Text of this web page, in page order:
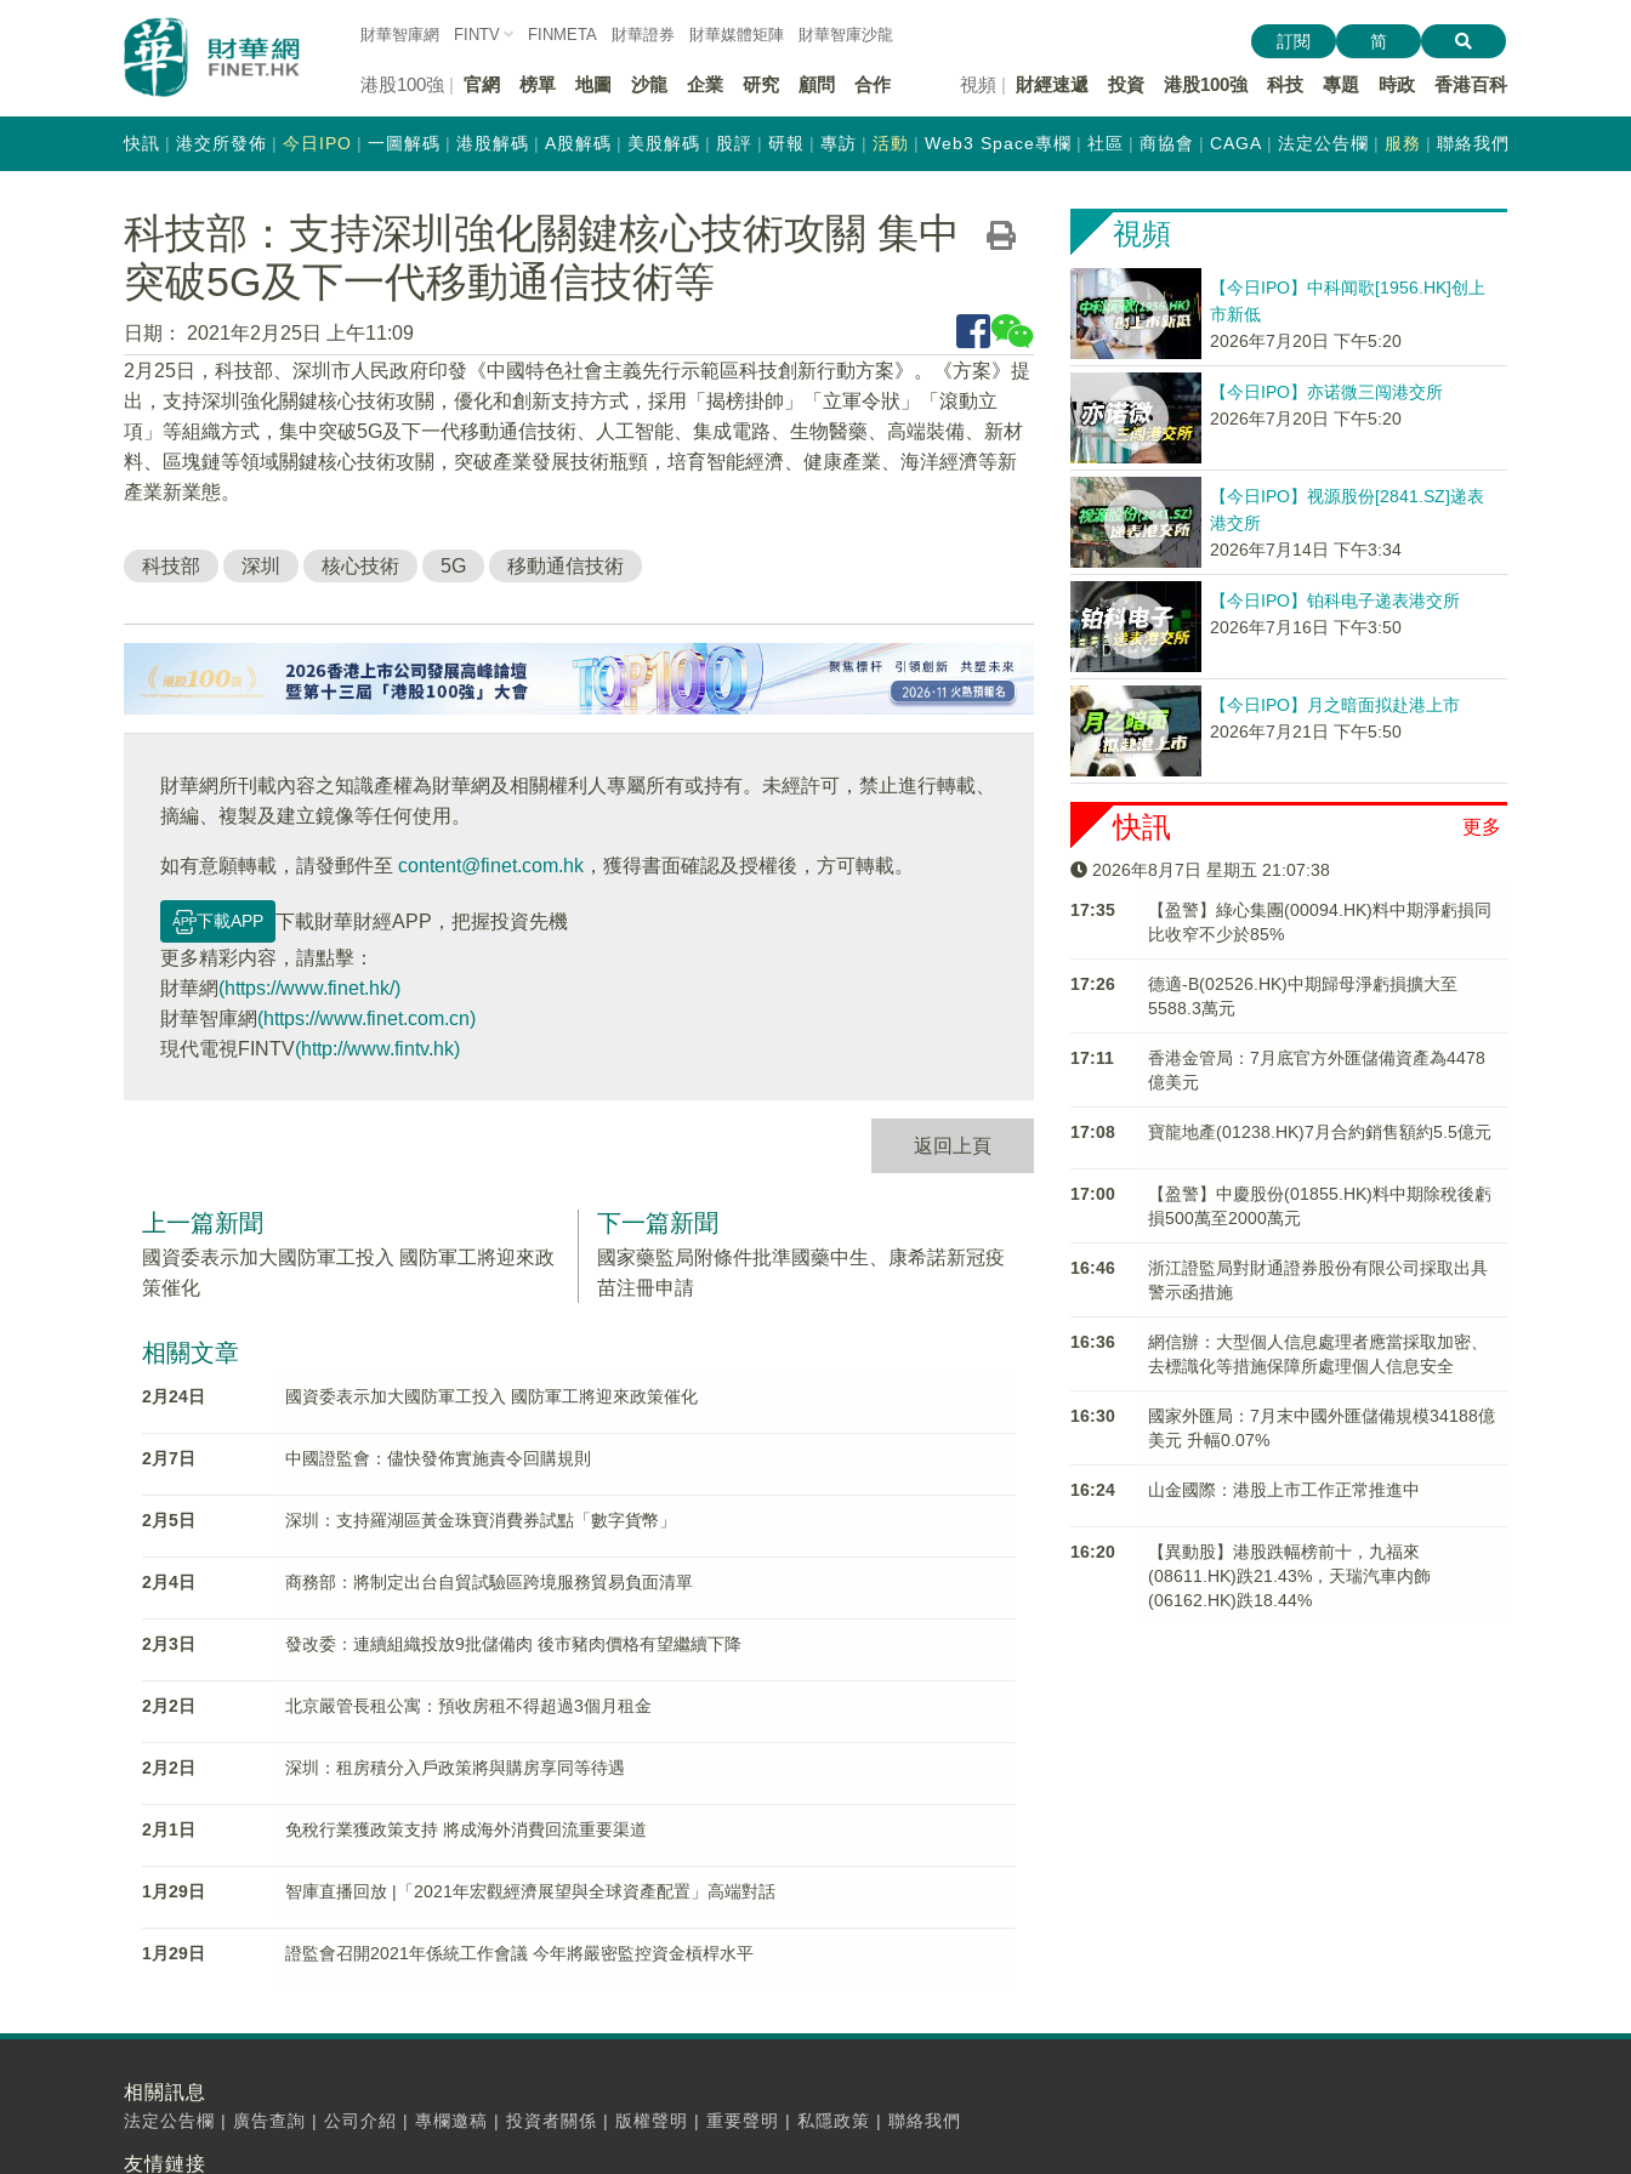
財華智庫網 FINTV FINMETA 財華證券 財華媒體矩陣 財華智庫沙龍
港股100強 官網 榜單 地圖 沙龍 企業 研究 顧問 合作 視頻 財經速遞 投資 港股100強 科技 專題 時政 香港百科
訂閱 简
快訊 港交所發佈 今日IPO 一圖解碼 港股解碼 A股解碼 美股解碼 股評 研報 專訪 活動 Web3 Space專欄 社區 商協會 CAGA 法定公告欄 服務 聯絡我們
科技部：支持深圳強化關鍵核心技術攻關 集中
突破5G及下一代移動通信技術等
日期：
2021年2月25日 上午11:09
2月25日，科技部、深圳市人民政府印發《中國特色社會主義先行示範區科技創新行動方案》。《方案》提
出，支持深圳強化關鍵核心技術攻關，優化和創新支持方式，採用「揭榜掛帥」「立軍令狀」「滾動立
項」等組織方式，集中突破5G及下一代移動通信技術、人工智能、集成電路、生物醫藥、高端裝備、新材
料、區塊鏈等領域關鍵核心技術攻關，突破產業發展技術瓶頸，培育智能經濟、健康產業、海洋經濟等新
產業新業態。
科技部 深圳 核心技術 5G 移動通信技術
財華網所刊載內容之知識產權為財華網及相關權利人專屬所有或持有。未經許可，禁止進行轉載、
摘編、複製及建立鏡像等任何使用。
如有意願轉載，請發郵件至 content@finet.com.hk ，獲得書面確認及授權後，方可轉載。
下載APP
下載財華財經APP，把握投資先機
更多精彩内容，請點擊：
財華網(https://www.finet.hk/)
財華智庫網(https://www.finet.com.cn)
現代電視FINTV(http://www.fintv.hk)
返回上頁
上一篇新聞
國資委表示加大國防軍工投入 國防軍工將迎來政
策催化
下一篇新聞
國家藥監局附條件批準國藥中生、康希諾新冠疫
苗注冊申請
相關文章
2月24日 國資委表示加大國防軍工投入 國防軍工將迎來政策催化
2月7日 中國證監會：儘快發佈實施責令回購規則
2月5日 深圳：支持羅湖區黃金珠寶消費券試點「數字貨幣」
2月4日 商務部：將制定出台自貿試驗區跨境服務貿易負面清單
2月3日 發改委：連續組織投放9批儲備肉 後市豬肉價格有望繼續下降
2月2日 北京嚴管長租公寓：預收房租不得超過3個月租金
2月2日 深圳：租房積分入戶政策將與購房享同等待遇
2月1日 免稅行業獲政策支持 將成海外消費回流重要渠道
1月29日 智庫直播回放 |「2021年宏觀經濟展望與全球資產配置」高端對話
1月29日 證監會召開2021年係統工作會議 今年將嚴密監控資金槓桿水平
視頻
【今日IPO】中科闻歌[1956.HK]创上
市新低
2026年7月20日 下午5:20
【今日IPO】亦诺微三闯港交所
2026年7月20日 下午5:20
【今日IPO】视源股份[2841.SZ]递表
港交所
2026年7月14日 下午3:34
【今日IPO】铂科电子递表港交所
2026年7月16日 下午3:50
【今日IPO】月之暗面拟赴港上市
2026年7月21日 下午5:50
更多
快訊
2026年8月7日 星期五 21:07:39
17:35
【盈警】綠心集團(00094.HK)料中期淨虧損同
比收窄不少於85%
17:26
德適-B(02526.HK)中期歸母淨虧損擴大至
5588.3萬元
17:11
香港金管局：7月底官方外匯儲備資產為4478
億美元
17:08 寶龍地產(01238.HK)7月合約銷售額約5.5億元
17:00
【盈警】中慶股份(01855.HK)料中期除稅後虧
損500萬至2000萬元
16:46
浙江證監局對財通證券股份有限公司採取出具
警示函措施
16:36
網信辦：大型個人信息處理者應當採取加密、
去標識化等措施保障所處理個人信息安全
16:30
國家外匯局：7月末中國外匯儲備規模34188億
美元 升幅0.07%
16:24 山金國際：港股上市工作正常推進中
16:20
【異動股】港股跌幅榜前十，九福來
(08611.HK)跌21.43%，天瑞汽車内飾
(06162.HK)跌18.44%
相關訊息
法定公告欄 | 廣告查詢 | 公司介紹 | 專欄邀稿 | 投資者關係 | 版權聲明 | 重要聲明 | 私隱政策 | 聯絡我們
友情鏈接